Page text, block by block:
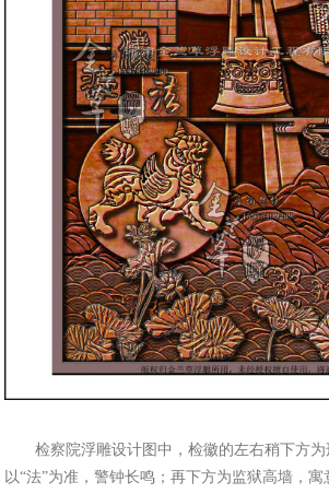
检察院浮雕设计图中，检徽的左右稍下方为
以“法”为准，警钟长鸣；再下方为监狱高墙，